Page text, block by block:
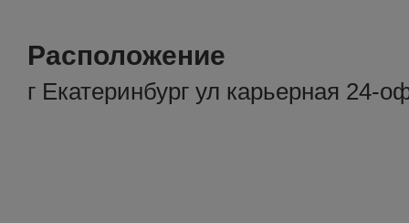
Расположение
г Екатеринбург ул карьерная 24-